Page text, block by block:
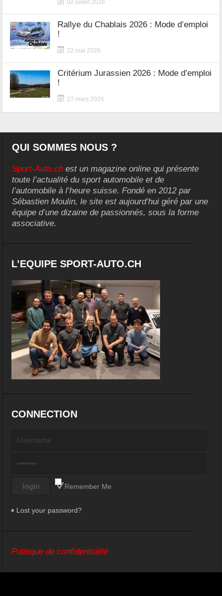
02 juillet 2026
Rallye du Chablais 2026 : Mode d’emploi
!
22 mai 2026
Critérium Jurassien 2026 : Mode d’emploi
!
27 mars 2026
QUI SOMMES NOUS ?
Sport-Auto.ch est un magazine online qui présente
toute l’actualité du sport automobile et de
l’automobile à l’heure suisse. Fondé en 2012 par
Sébastien Moulin, le site est aujourd’hui géré par une
équipe d’une dizaine de passionnés, sous la forme
associative.
L’EQUIPE SPORT-AUTO.CH
CONNECTION
Remember Me
Lost your password?
Politique de confidentialité